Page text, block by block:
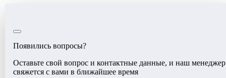
Появились вопросы?
Оставьте свой вопрос и контактные данные, и наш менеджер
свяжется с вами в ближайшее время